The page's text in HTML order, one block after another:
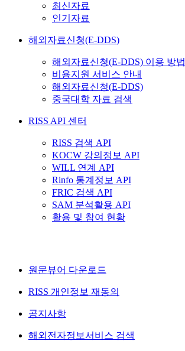
최신자료
인기자료
해외자료신청(E-DDS)
해외자료신청(E-DDS) 이용 방법
비용지원 서비스 안내
해외자료신청(E-DDS)
중국대학 자료 검색
RISS API 센터
RISS 검색 API
KOCW 강의정보 API
WILL 연계 API
Rinfo 통계정보 API
FRIC 검색 API
SAM 분석활용 API
활용 및 참여 현황
원문뷰어 다운로드
RISS 개인정보 재동의
공지사항
해외전자정보서비스 검색